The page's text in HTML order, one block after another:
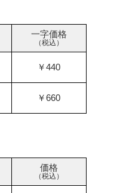
一字価格
（税込）
￥440
￥660
価格
（税込）